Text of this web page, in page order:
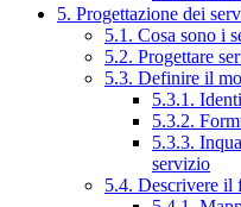
5. Progettazione dei
5.1. Cosa sono i
5.2. Progettare
5.3. Definire il
5.3.1.
5.3.2.
5.3.3.
servizio
5.4. Descrivere il